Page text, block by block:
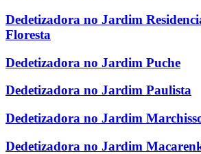
Dedetizadora no Jardim
Floresta
Dedetizadora no Jardim Puche
Dedetizadora no Jardim Paulista
Dedetizadora no Jardim
Dedetizadora no Jardim